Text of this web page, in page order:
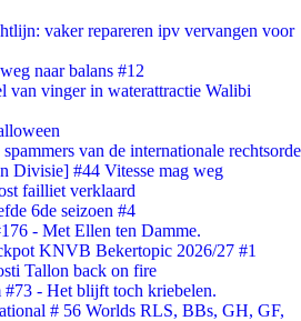
vaker repareren ipv vervangen voor
naar balans #12
van vinger in waterattractie Walibi
van de internationale rechtsorde
Divisie] #44 Vitesse mag weg
failliet verklaard
6de seizoen #4
- Met Ellen ten Damme.
KNVB Bekertopic 2026/27 #1
Tallon back on fire
#73 - Het blijft toch kriebelen.
# 56 Worlds RLS, BBs, GH, GF,